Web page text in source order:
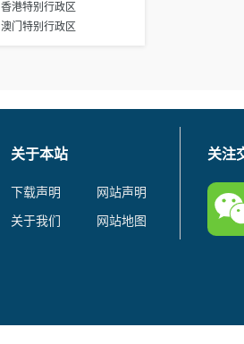
香港特别行政区
澳门特别行政区
关于本站
下载声明
网站声明
关于我们
网站地图
关注